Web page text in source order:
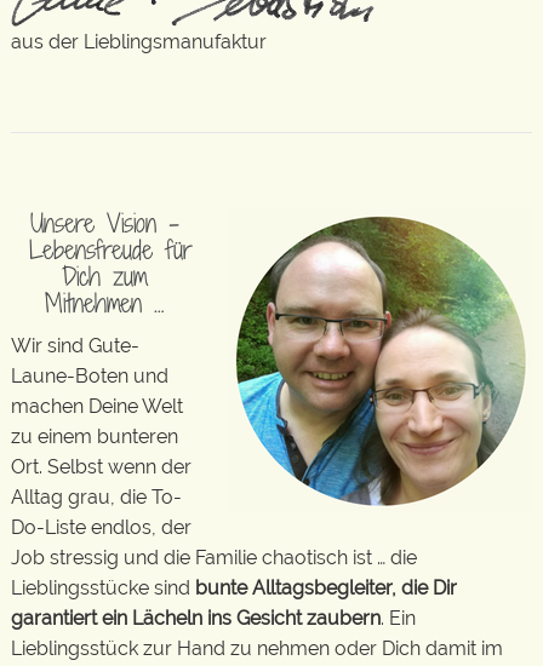
aus der Lieblingsmanufaktur
Unsere Vision –
Lebensfreude für
Dich zum
Mitnehmen …
Wir sind Gute-
Laune-Boten und
machen Deine Welt
zu einem bunteren
Ort. Selbst wenn der
Alltag grau, die To-
Do-Liste endlos, der
Job stressig und die Familie chaotisch ist … die
Lieblingsstücke sind bunte Alltagsbegleiter, die Dir
garantiert ein Lächeln ins Gesicht zaubern. Ein
Lieblingsstück zur Hand zu nehmen oder Dich damit im